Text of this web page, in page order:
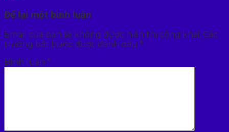
Để lại một bình luận
Email của bạn sẽ không được hiển thị công khai. Các
trường bắt buộc được đánh dấu *
Bình luận *